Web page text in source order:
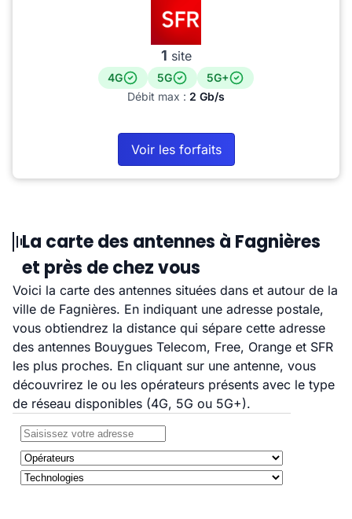
1 site
4G 5G
5G+
Débit max : 2 Gb/s
Voir les forfaits
La carte des antennes à Fagnières
et près de chez vous
Voici la carte des antennes situées dans et autour de la
ville de Fagnières. En indiquant une adresse postale,
vous obtiendrez la distance qui sépare cette adresse
des antennes Bouygues Telecom, Free, Orange et SFR
les plus proches. En cliquant sur une antenne, vous
découvrirez le ou les opérateurs présents avec le type
de réseau disponibles (4G, 5G ou 5G+).